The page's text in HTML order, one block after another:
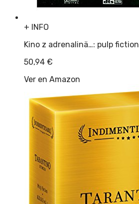
+ INFO
Kino z adrenalinä…: pulp fiction
50,94 €
Ver en Amazon